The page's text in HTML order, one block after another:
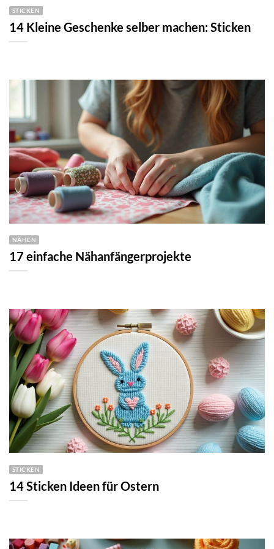
STICKEN
14 Kleine Geschenke selber machen: Sticken
NÄHEN
17 einfache Nähanfängerprojekte
STICKEN
14 Sticken Ideen für Ostern